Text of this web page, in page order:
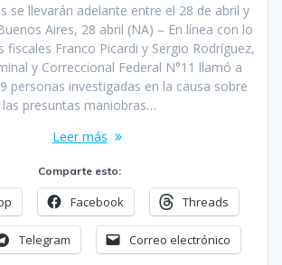
se llevarán adelante entre el 28 de abril y
Aires, 28 abril (NA) – En línea con lo
fiscales Franco Picardi y Sergio Rodríguez,
y Correccional Federal N°11 llamó a
personas investigadas en la causa sobre
las presuntas maniobras…
Leer más
Comparte esto:
Facebook Threads
Telegram Correo electrónico